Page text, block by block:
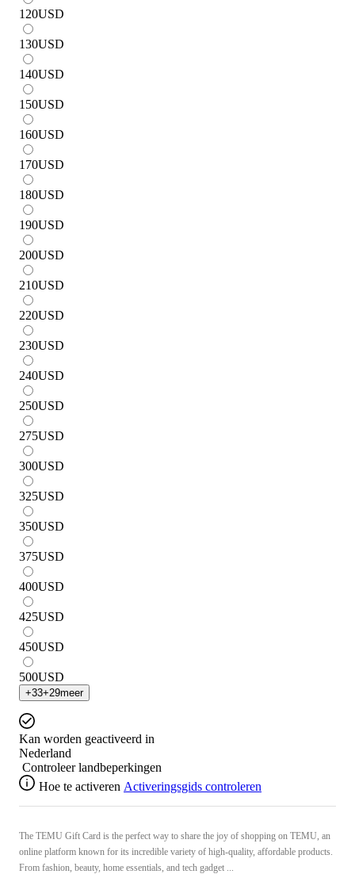
120USD
130USD
140USD
150USD
160USD
170USD
180USD
190USD
200USD
210USD
220USD
230USD
240USD
250USD
275USD
300USD
325USD
350USD
375USD
400USD
425USD
450USD
500USD
+33+29meer
Kan worden geactiveerd in
Nederland
Controleer landbeperkingen
Hoe te activeren Activeringsgids controleren
The TEMU Gift Card is the perfect way to share the joy of shopping on TEMU, an
online platform known for its incredible variety of high-quality, affordable products.
From fashion, beauty, home essentials, and tech gadget ...